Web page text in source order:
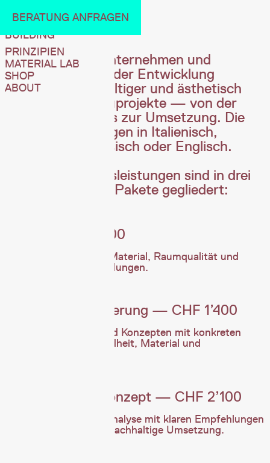
BERATUNG ANFRAGEN
KOUTO
ALTERNATIVE
BUILDING
MENU
DIENSTLEISTUNGEN
BLOG
PRINZIPIEN
MATERIAL LAB
SHOP
ABOUT
Wir BERATEN Unternehmen und
Projektteams bei der Entwicklung
gesunder, nachhaltiger und ästhetisch
hochwertiger Bauprojekte — von der
ersten Analyse bis zur Umsetzung. Die
Beratungen erfolgen in Italienisch,
Deutsch, Französisch oder Englisch.
Unsere Beratungsleistungen sind in drei
klar strukturierte Pakete gegliedert:
‍Impuls — CHF 700
Gezielte Beratung zu Material, Raumqualität und
nachhaltigen Entscheidungen.
‍Analyse & Optimierung — CHF 1’400
Analyse von Plänen und Konzepten mit konkreten
Vorschlägen zu Gesundheit, Material und
‍Ganzheitliches Konzept — CHF 2’100
Ganzheitliche Projektanalyse mit klaren Empfehlungen
für eine gesunde und nachhaltige Umsetzung.